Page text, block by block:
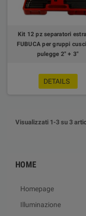
HOME
Homepage
Illuminazione
Kit 12 pz separatori
FUBUCA per gruppi
pulegge 2" + 3"
DETAILS
Visualizzati 1-3 su 3